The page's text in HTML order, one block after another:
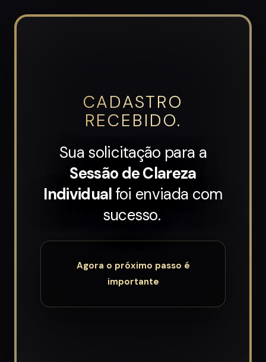
CADASTRO
RECEBIDO.
Sua solicitação para a
Sessão de Clareza
Individual foi enviada com
sucesso.
Agora o próximo passo é
importante